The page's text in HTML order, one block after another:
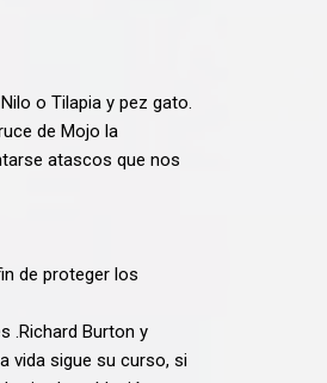
o Tilapia y pez gato.
de Mojo la
atascos que nos
de proteger los
.Richard Burton y
vida sigue su curso, si